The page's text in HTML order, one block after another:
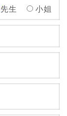
先生 小姐